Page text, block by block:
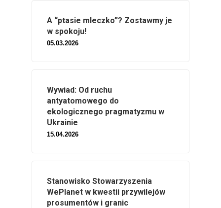
A “ptasie mleczko”? Zostawmy je
w spokoju!
05.03.2026
Wywiad: Od ruchu
antyatomowego do
ekologicznego pragmatyzmu w
Ukrainie
15.04.2026
Stanowisko Stowarzyszenia
WePlanet w kwestii przywilejów
prosumentów i granic